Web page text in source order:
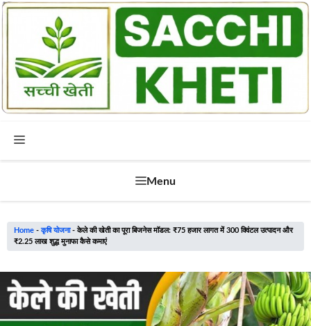
Skip
to
content
Menu
Menu
Home -कृषि योजना-केले की खेती का पूरा बिजनेस मॉडल: ₹75 हजार लागत में 300 क्विंटल उत्पादन और
₹2.25 लाख शुद्ध मुनाफा कैसे कमाएं